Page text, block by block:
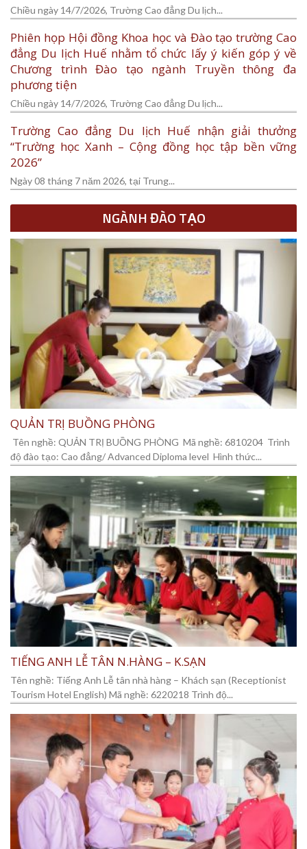
Chiều ngày 14/7/2026, Trường Cao đẳng Du lịch...
Phiên họp Hội đồng Khoa học và Đào tạo trường Cao
đẳng Du lịch Huế nhằm tổ chức lấy ý kiến góp ý về
Chương trình Đào tạo ngành Truyền thông đa
phương tiện
Chiều ngày 14/7/2026, Trường Cao đẳng Du lịch...
Trường Cao đẳng Du lịch Huế nhận giải thưởng
“Trường học Xanh – Cộng đồng học tập bền vững
2026”
Ngày 08 tháng 7 năm 2026, tại Trung...
NGÀNH ĐÀO TẠO
QUẢN TRỊ BUỒNG PHÒNG
Tên nghề: QUẢN TRỊ BUỒNG PHÒNG Mã nghề: 6810204 Trình
độ đào tạo: Cao đẳng/ Advanced Diploma level Hình thức...
TIẾNG ANH LỄ TÂN N.HÀNG – K.SẠN
Tên nghề: Tiếng Anh Lễ tân nhà hàng – Khách sạn (Receptionist
Tourism Hotel English) Mã nghề: 6220218 Trình độ...